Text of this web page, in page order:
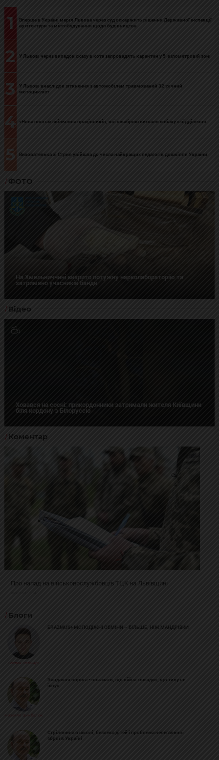
1
Вперше в Україні мерія Львова через суд оскаржить рішення Державної інспекції
архітектури та містобудування щодо будівництва
2 У Львові через випадок сказу в кота запровадять карантин у 5-кілометровій зоні
3
У Львові внаслідок зіткнення з автомобілем травмований 32-річний
мотоцикліст
4 «Нова пошта» звільнила працівників, які шваброю вигнали собаку з відділення
5 Вихователька зі Стрия увійшла до числа найкращих педагогів дошкілля України
ФОТО
На Хмельниччині викрито потужну нарколабораторію та
затримано учасників банди
Відео
Ховався на сосні: прикордонники затримали жителя Київщини
біля кордону з Білоруссю
Коментар
Про напад на військовослужбовців ТЦК на Львівщині
Блоги
Богдан Козійчук
ERAZMUS+ МОЛОДІЖНІ ОБМІНИ – БІЛЬШЕ, НІЖ МАНДРІВКИ
Михайло Цимбалюк
Завдання ворога - показати, що війна «всюди», що тилу не
існує
Стрілянина в школі, безпека дітей і проблема нелегальної
зброї в Україні